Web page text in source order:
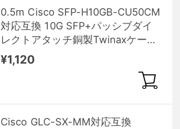
0.5m Cisco SFP-H10GB-CU50CM
対応互換 10G SFP+パッシブダイ
レクトアタッチ銅製Twinaxケーブ
ル（DAC）
¥1,120
Cisco GLC-SX-MM対応互換